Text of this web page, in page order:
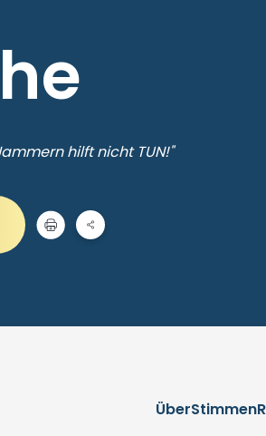
hilft nicht TUN!"
ÜberStimmen